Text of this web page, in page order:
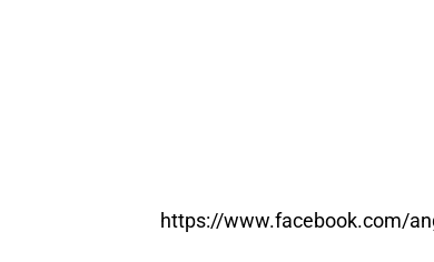
https://www.facebook.com/